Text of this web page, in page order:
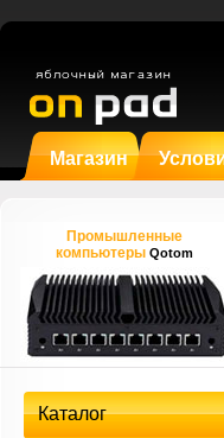
Магазин
Промышленные
компьютерыQotom
Каталог